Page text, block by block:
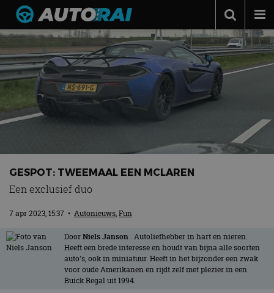
Autonieuws
Podcast
Autotests
Automerken
Contact
MotorRAI.nl
GESPOT: TWEEMAAL EEN MCLAREN
Een exclusief duo
7 apr 2023, 15:37 • Autonieuws,Fun
DoorNiels Janson . Autoliefhebber in hart en nieren.
Heeft een brede interesse en houdt van bijna alle soorten
auto's, ook in miniatuur. Heeft in het bijzonder een zwak
voor oude Amerikanen en rijdt zelf met plezier in een
Buick Regal uit 1994.